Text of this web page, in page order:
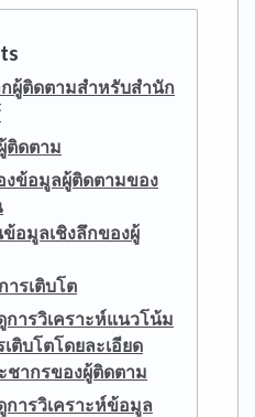
ผู้ติดตามสำหรับสำนัก
ติดตาม
งข้อมูลผู้ติดตามของ
อมูลเชิงลึกของผู้
รเติบโต
การวิเคราะห์แนวโน้ม
เติบโตโดยละเอียด
ชากรของผู้ติดตาม
การวิเคราะห์ข้อมูล